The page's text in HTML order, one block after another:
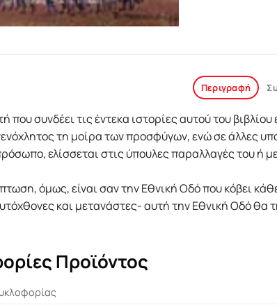
Περιγραφή
που συνδέει τις έντεκα ιστορίες αυτού του
τη μοίρα των προσφύγων, ενώ σε άλλες
ελίσσεται στις ύπουλες παραλλαγές του ή
όμως, είναι σαν την Εθνική Οδό που κόβει
και μετανάστες- αυτή την Εθνική Οδό
Προϊόντος